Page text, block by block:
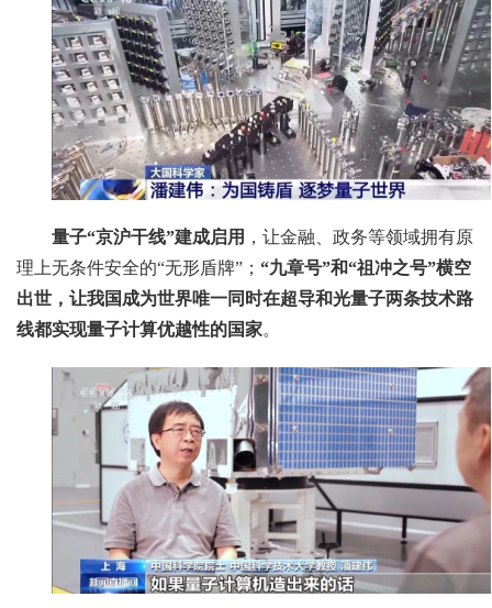
量子“京沪干线”建成启用 ，让金融、政务等领域拥有原
理上无条件安全的“无形盾牌”； “九章号”和“祖冲之号”横空
出世，让我国成为世界唯一同时在超导和光量子两条技术路
线都实现量子计算优越性的国家。